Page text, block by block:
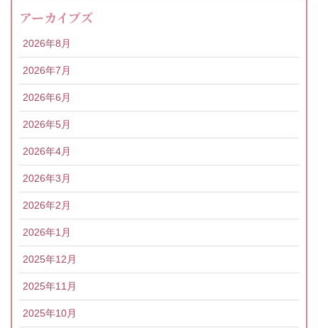
アーカイブズ
2026年8月
2026年7月
2026年6月
2026年5月
2026年4月
2026年3月
2026年2月
2026年1月
2025年12月
2025年11月
2025年10月